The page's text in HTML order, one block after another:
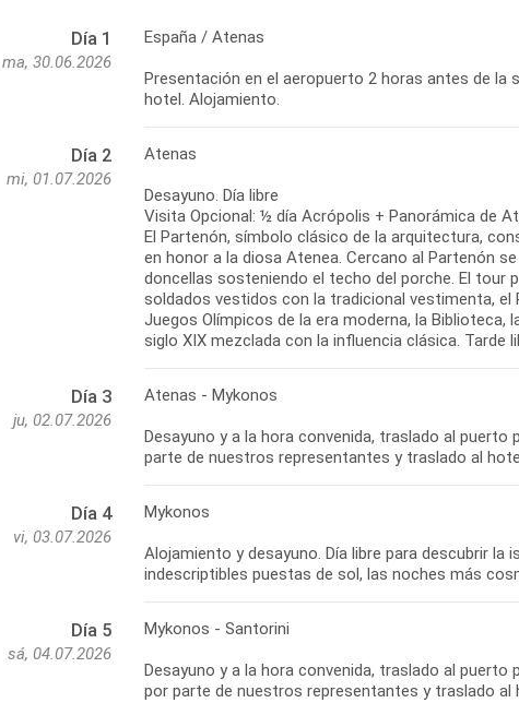
Día 1
ma, 30.06.2026
España / Atenas
Presentación en el aeropuerto 2 horas antes de la
hotel. Alojamiento.
Día 2
mi, 01.07.2026
Atenas
Desayuno. Día libre
Visita Opcional: ½ día Acrópolis + Panorámica de
El Partenón, símbolo clásico de la arquitectura,
en honor a la diosa Atenea. Cercano al Partenón
doncellas sosteniendo el techo del porche. El tour
soldados vestidos con la tradicional vestimenta, el
Juegos Olímpicos de la era moderna, la Biblioteca,
siglo XIX mezclada con la influencia clásica. Tarde
Día 3
ju, 02.07.2026
Atenas - Mykonos
Desayuno y a la hora convenida, traslado al
parte de nuestros representantes y traslado al
Día 4
vi, 03.07.2026
Mykonos
Alojamiento y desayuno. Día libre para descubrir la
indescriptibles puestas de sol, las noches más
Día 5
sá, 04.07.2026
Mykonos - Santorini
Desayuno y a la hora convenida, traslado al
por parte de nuestros representantes y traslado al